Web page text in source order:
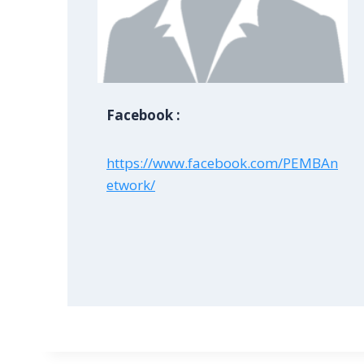
Facebook :
https://www.facebook.com/PEMBAn
etwork/